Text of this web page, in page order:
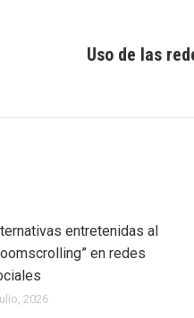
Uso de las
entretenidas al
en redes
2026